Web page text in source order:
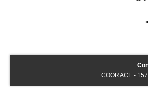
COORACE -